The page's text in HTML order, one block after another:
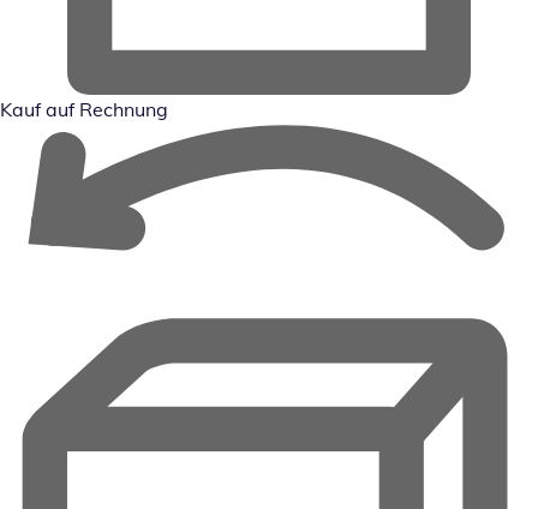
Kauf auf Rechnung